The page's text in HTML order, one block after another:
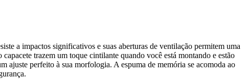
a impactos significativos e suas aberturas de ventilação permitem uma
trazem um toque cintilante quando você está montando e estão
ajuste perfeito à sua morfologia. A espuma de memória se acomoda ao